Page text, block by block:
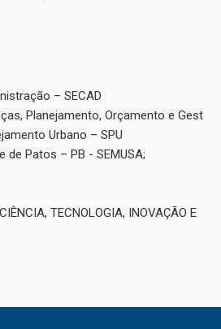
– SECAD
Planejamento, Orçamento e Gest
Urbano – SPU
de Patos – PB - SEMUSA;
TECNOLOGIA, INOVAÇÃO E